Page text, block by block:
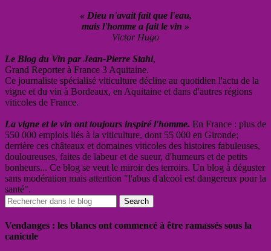
« Dieu n'avait fait que l'eau,
mais l'homme a fait le vin »
Victor Hugo
Le Blog du Vin par Jean-Pierre Stahl,
Grand Reporter à France 3 Aquitaine.
Ce journaliste spécialisé viticulture décline au quotidien l'actu de la
vigne et du vin à Bordeaux, en Aquitaine et dans d'autres régions
viticoles de France.
La vigne et le vin ont toujours inspiré l'homme. En France : plus de
550 000 emplois liés à la viticulture, dont 55 000 en Gironde;
derrière ces châteaux et domaines viticoles des histoires fabuleuses,
douloureuses, faites de labeur et de sueur, d'humeurs et de petits
bonheurs... Ce blog se veut le miroir des terroirs. Un blog à déguster
sans modération mais attention "l'abus d'alcool est dangereux pour la
santé".
Vendanges : les blancs ont commencé à être ramassés sous la
canicule